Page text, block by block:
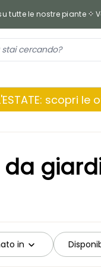
tutte le nostre piante
L'ESTATE: scopri
da
in